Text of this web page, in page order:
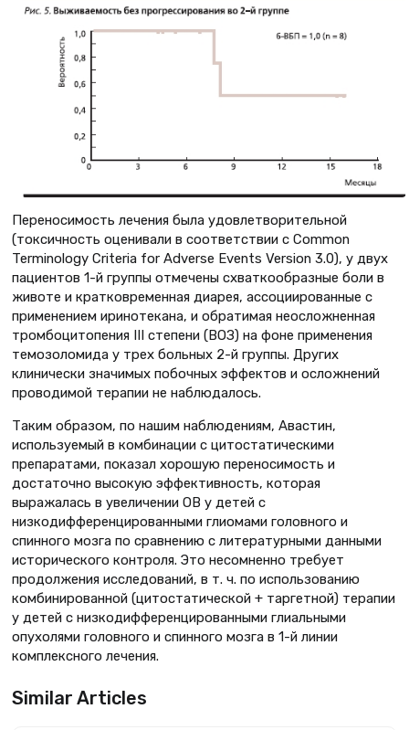
Переносимость лечения была удовлетворительной
(токсичность оценивали в соответствии с Common
Terminology Criteria for Adverse Events Version 3.0), у двух
пациентов 1-й группы отмечены схваткообразные боли в
животе и кратковременная диарея, ассоциированные с
применением иринотекана, и обратимая неосложненная
тромбоцитопения III степени (ВОЗ) на фоне применения
темозоломида у трех больных 2-й группы. Других
клинически значимых побочных эффектов и осложнений
проводимой терапии не наблюдалось.
Таким образом, по нашим наблюдениям, Авастин,
используемый в комбинации с цитостатическими
препаратами, показал хорошую переносимость и
достаточно высокую эффективность, которая
выражалась в увеличении ОВ у детей с
низкодифференцированными глиомами головного и
спинного мозга по сравнению с литературными данными
исторического контроля. Это несомненно требует
продолжения исследований, в т. ч. по использованию
комбинированной (цитостатической + таргетной) терапии
у детей с низкодифференцированными глиальными
опухолями головного и спинного мозга в 1-й линии
комплексного лечения.
Similar Articles